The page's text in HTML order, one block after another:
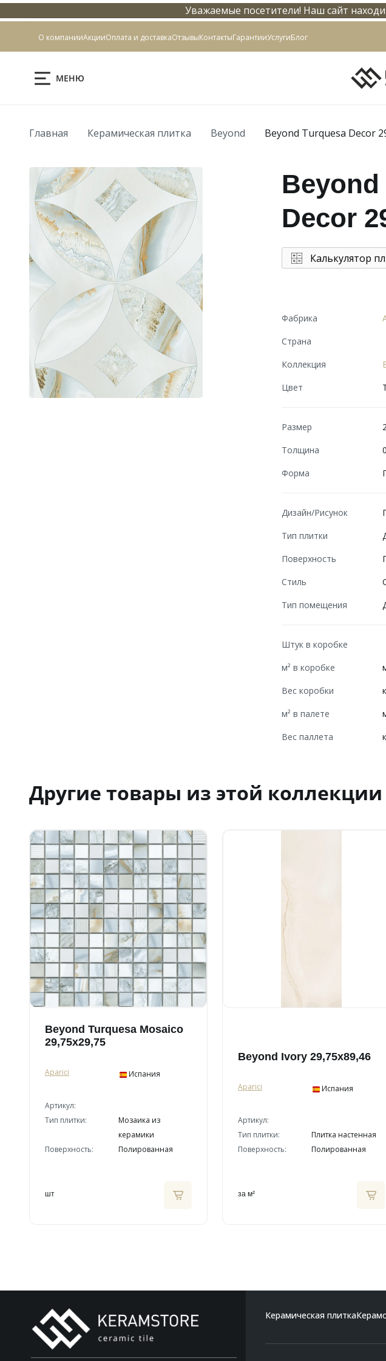
Контакты
Уважаемые посетители! Наш сайт
О компанииАкцииОплата и доставкаОтзывыКонтактыГарантииУслугиБлог
МЕНЮ
Главная Керамическая плитка Beyond Beyond Turquesa Decor
Decor
Калькулятор
Фабрика
Страна
Коллекция
Цвет
Размер
Толщина
Форма
Дизайн/Рисунок
Тип плитки
Поверхность
Стиль
Тип помещения
Штук в коробке
м² в коробке
Вес коробки
м² в палете
Вес паллета
Другие товары из этой коллекции
Beyond Turquesa Mosaico
29,75x29,75
Aparici Испания
Артикул:
Тип плитки:
Мозаика из
керамики
Поверхность:
Полированная
шт
Beyond Ivory 29,75x89,46
Aparici Испания
Артикул:
Тип плитки:
Плитка настенная
Поверхность:
Полированная
за м²
Керамическая плитка